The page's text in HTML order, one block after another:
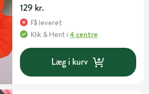
129 kr.
Få leveret
Klik & Hent i4 centre
Læg i kurv